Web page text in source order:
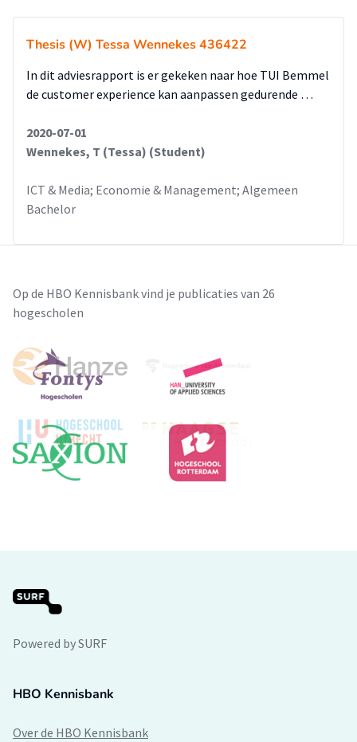
Thesis (W) Tessa Wennekes 436422
In dit adviesrapport is er gekeken naar hoe TUI Bemmel
de customer experience kan aanpassen gedurende …
2020-07-01
Wennekes, T (Tessa) (Student)
ICT & Media; Economie & Management; Algemeen
Bachelor
Op de HBO Kennisbank vind je publicaties van 26
hogescholen
Powered by SURF
HBO Kennisbank
Over de HBO Kennisbank